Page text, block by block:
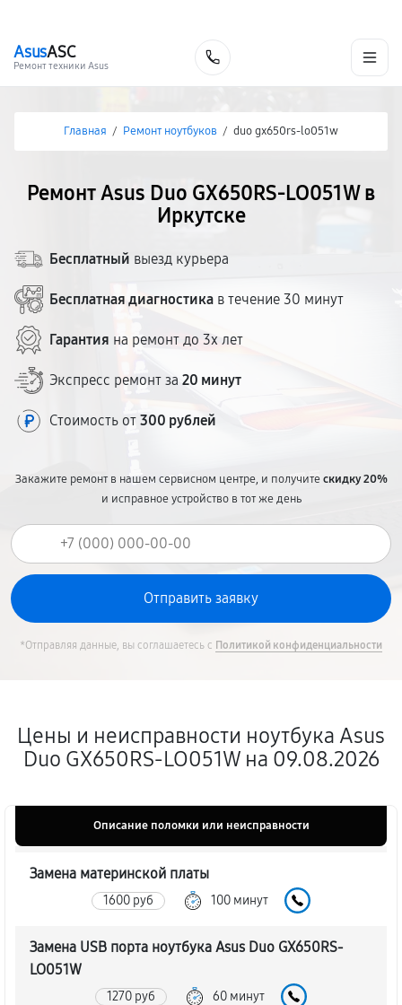
AsusASC
Ремонт техники Asus
Главная / Ремонт ноутбуков / duo gx650rs-lo051w
Ремонт Asus Duo GX650RS-LO051W в
Иркутске
Бесплатный выезд курьера
Бесплатная диагностика в течение 30 минут
Гарантия на ремонт до 3х лет
Экспресс ремонт за 20 минут
Стоимость от 300 рублей
Закажите ремонт в нашем сервисном центре, и получитескидку 20%
и исправное устройство в тот же день
*Отправляя данные, вы соглашаетесь с Политикой конфиденциальности
Цены и неисправности ноутбука Asus
Duo GX650RS-LO051W на 09.08.2026
Описание поломки или неисправности
Замена материнской платы
1600 руб 100 минут
Замена USB порта ноутбука Asus Duo GX650RS-
LO051W
1270 руб 60 минут